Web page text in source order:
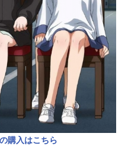
購入はこちら